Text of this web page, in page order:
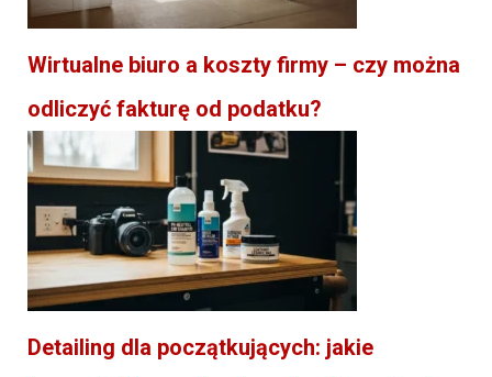
Wirtualne biuro a koszty firmy – czy można
odliczyć fakturę od podatku?
Detailing dla początkujących: jakie